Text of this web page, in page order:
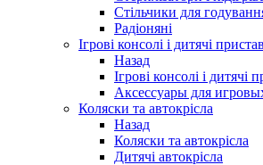
Стільчики для
Радіоняні
Ігрові консолі і дитячі
Назад
Ігрові консолі і дитячі
Аксессуары для
Коляски та автокрісла
Назад
Коляски та автокрісла
Дитячі автокрісла